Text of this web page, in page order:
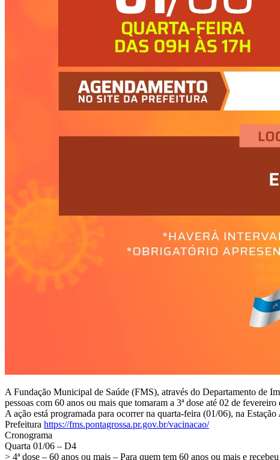
A Fundação Municipal de Saúde (FMS), através do Departamento de
pessoas com 60 anos ou mais que tomaram a 3ª dose até 02 de fevereiro
A ação está programada para ocorrer na quarta-feira (01/06), na
Prefeitura https://fms.pontagrossa.pr.gov.br/vacinacao/
Cronograma
Quarta 01/06 – D4
> 4ª dose – 60 anos ou mais – Para quem tem 60 anos ou mais e